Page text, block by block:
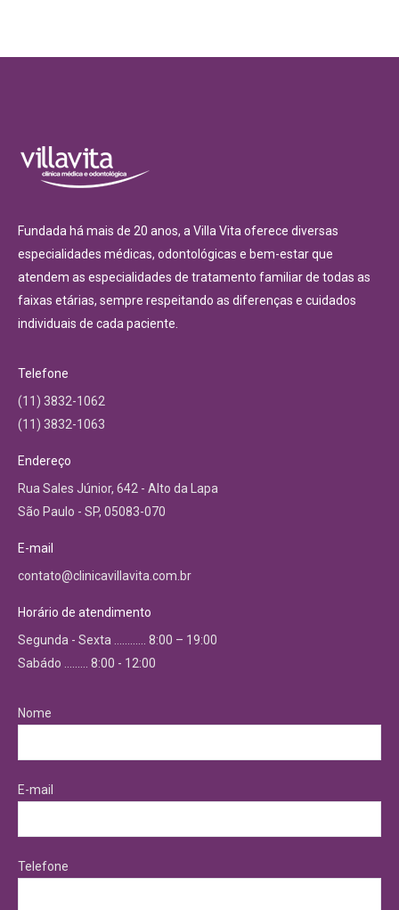
Fundada há mais de 20 anos, a Villa Vita oferece diversas
especialidades médicas, odontológicas e bem-estar que
atendem as especialidades de tratamento familiar de todas as
faixas etárias, sempre respeitando as diferenças e cuidados
individuais de cada paciente.
Telefone
(11) 3832-1062
(11) 3832-1063
Endereço
Rua Sales Júnior, 642 - Alto da Lapa
São Paulo - SP, 05083-070
E-mail
contato@clinicavillavita.com.br
Horário de atendimento
Segunda - Sexta ………… 8:00 – 19:00
Sabádo ……… 8:00 - 12:00
Nome
E-mail
Telefone